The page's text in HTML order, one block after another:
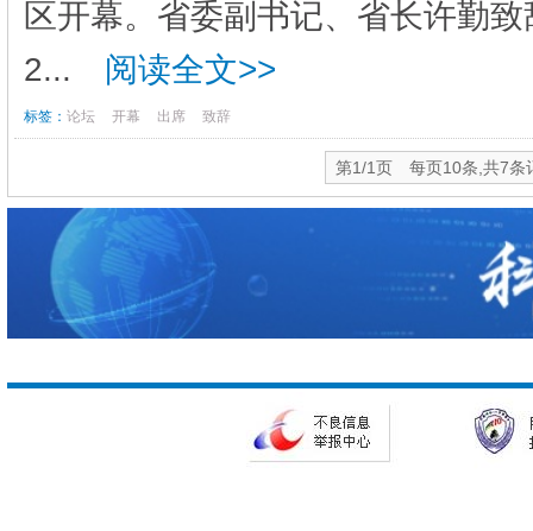
区开幕。省委副书记、省长许
2...
阅读全文>>
标签： 论坛 开幕 出席 致辞
第1/1页 每页10条,共7条